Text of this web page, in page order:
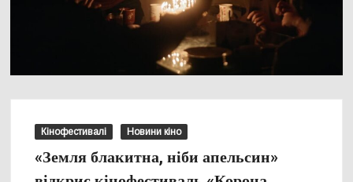
Кінофестивалі Новини кіно
«Земля блакитна, ніби апельсин»